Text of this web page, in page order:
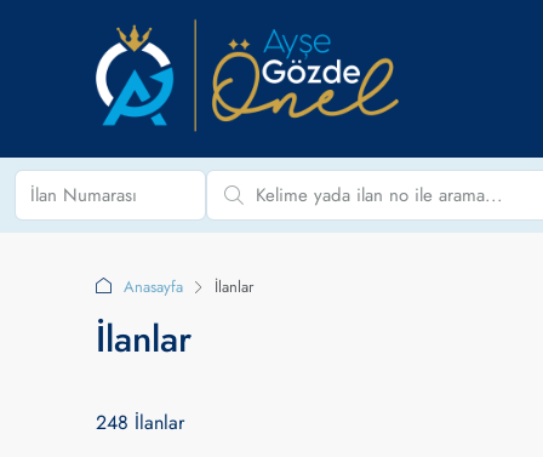
Anasayfa İlanlar
İlanlar
248 İlanlar